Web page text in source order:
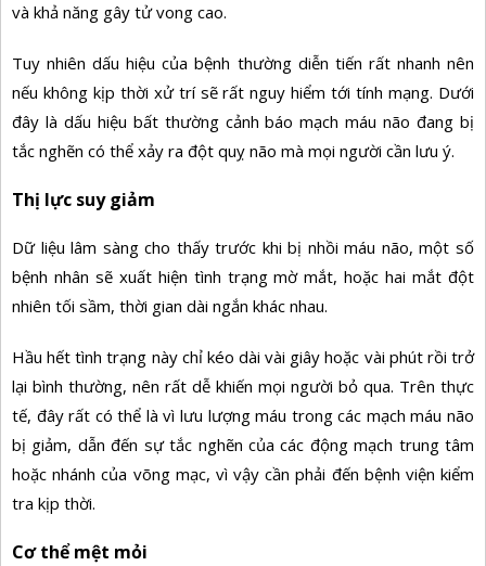
và khả năng gây tử vong cao.
Tuy nhiên dấu hiệu của bệnh thường diễn tiến rất nhanh nên
nếu không kịp thời xử trí sẽ rất nguy hiểm tới tính mạng. Dưới
đây là dấu hiệu bất thường cảnh báo mạch máu não đang bị
tắc nghẽn có thể xảy ra đột quỵ não mà mọi người cần lưu ý.
Thị lực suy giảm
Dữ liệu lâm sàng cho thấy trước khi bị nhồi máu não, một số
bệnh nhân sẽ xuất hiện tình trạng mờ mắt, hoặc hai mắt đột
nhiên tối sầm, thời gian dài ngắn khác nhau.
Hầu hết tình trạng này chỉ kéo dài vài giây hoặc vài phút rồi trở
lại bình thường, nên rất dễ khiến mọi người bỏ qua. Trên thực
tế, đây rất có thể là vì lưu lượng máu trong các mạch máu não
bị giảm, dẫn đến sự tắc nghẽn của các động mạch trung tâm
hoặc nhánh của võng mạc, vì vậy cần phải đến bệnh viện kiểm
tra kịp thời.
Cơ thể mệt mỏi